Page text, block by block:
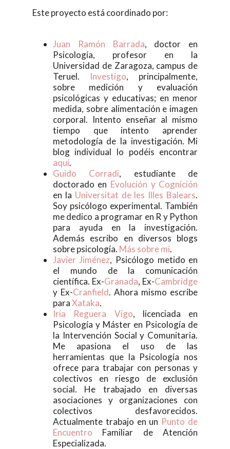
Este proyecto está coordinado por:
Juan Ramón Barrada, doctor en
Psicología, profesor en la
Universidad de Zaragoza, campus de
Teruel. Investigo, principalmente,
sobre medición y evaluación
psicológicas y educativas; en menor
medida, sobre alimentación e imagen
corporal. Intento enseñar al mismo
tiempo que intento aprender
metodología de la investigación. Mi
blog individual lo podéis encontrar
aquí.
Guido Corradi, estudiante de
doctorado en Evolución y Cognición
en la Universitat de les Illes Balears.
Soy psicólogo experimental. También
me dedico a programar en R y Python
para ayuda en la investigación.
Además escribo en diversos blogs
sobre psicología. Más sobre mi.
Javier Jiménez, Psicólogo metido en
el mundo de la comunicación
científica. Ex-Granada, Ex-Cambridge
y Ex-Cranfield. Ahora mismo escribe
paraXataka.
Iria Reguera Vigo, licenciada en
Psicología y Máster en Psicología de
la Intervención Social y Comunitaria.
Me apasiona el uso de las
herramientas que la Psicología nos
ofrece para trabajar con personas y
colectivos en riesgo de exclusión
social. He trabajado en diversas
asociaciones y organizaciones con
colectivos desfavorecidos.
Actualmente trabajo en un Punto de
Encuentro Familiar de Atención
Especializada.